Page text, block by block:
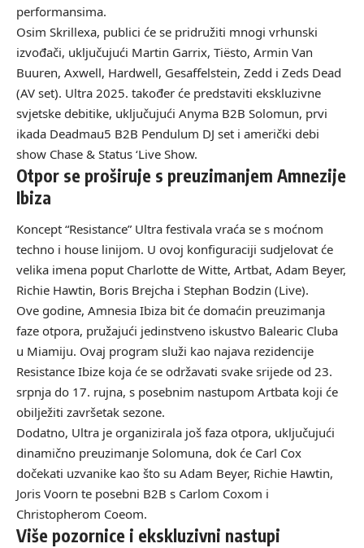
performansima.
Osim Skrillexa, publici će se pridružiti mnogi vrhunski
izvođači, uključujući Martin Garrix, Tiësto, Armin Van
Buuren, Axwell, Hardwell, Gesaffelstein, Zedd i Zeds Dead
(AV set). Ultra 2025. također će predstaviti ekskluzivne
svjetske debitike, uključujući Anyma B2B Solomun, prvi
ikada Deadmau5 B2B Pendulum DJ set i američki debi
show Chase & Status ‘Live Show.
Otpor se proširuje s preuzimanjem Amnezije
Ibiza
Koncept “Resistance” Ultra festivala vraća se s moćnom
techno i house linijom. U ovoj konfiguraciji sudjelovat će
velika imena poput Charlotte de Witte, Artbat, Adam Beyer,
Richie Hawtin, Boris Brejcha i Stephan Bodzin (Live).
Ove godine, Amnesia Ibiza bit će domaćin preuzimanja
faze otpora, pružajući jedinstveno iskustvo Balearic Cluba
u Miamiju. Ovaj program služi kao najava rezidencije
Resistance Ibize koja će se održavati svake srijede od 23.
srpnja do 17. rujna, s posebnim nastupom Artbata koji će
obilježiti završetak sezone.
Dodatno, Ultra je organizirala još faza otpora, uključujući
dinamično preuzimanje Solomuna, dok će Carl Cox
dočekati uzvanike kao što su Adam Beyer, Richie Hawtin,
Joris Voorn te posebni B2B s Carlom Coxom i
Christopherom Coeom.
Više pozornice i ekskluzivni nastupi